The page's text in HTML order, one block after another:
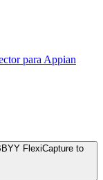
para Appian
FlexiCapture to